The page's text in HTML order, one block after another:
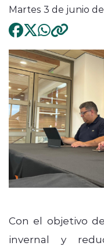
Martes 3 de junio
Con el objetivo
invernal y